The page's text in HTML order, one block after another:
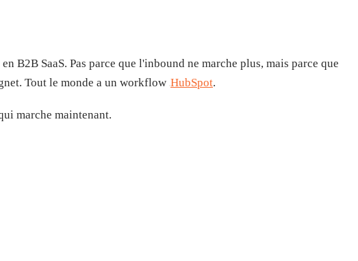
SaaS. Pas parce que l'inbound ne marche plus, mais parce que
Tout le monde a un workflow HubSpot.
marche maintenant.